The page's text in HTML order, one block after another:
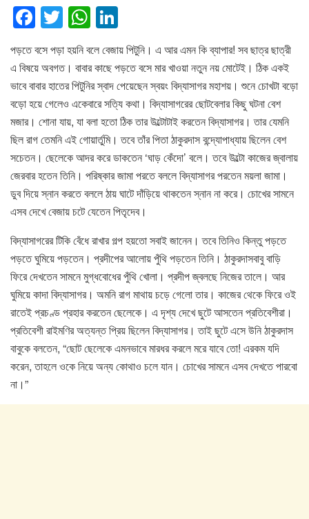
F
a
c
e
b
o
o
k
T
wi
tt
er
W
h
at
s
A
p
p
n
k
e
dI
n
পড়তে বসে পড়া হয়নি বলে বেজায় পিটুনি। এ আর এমন কি ব্যাপার! সব ছাত্র ছাত্রী
এ বিষয়ে অবগত। বাবার কাছে পড়তে বসে মার খাওয়া নতুন নয় মোটেই। ঠিক একই
ভাবে বাবার হাতের পিটুনির স্বাদ পেয়েছেন স্বয়ং বিদ্যাসাগর মহাশয়। শুনে চোখটা বড়ো
বড়ো হয়ে গেলেও একেবারে সত্যি কথা। বিদ্যাসাগরের ছোটবেলার কিছু ঘটনা বেশ
মজার। শোনা যায়, যা বলা হতো ঠিক তার উল্টোটাই করতেন বিদ্যাসাগর। তার যেমনি
ছিল রাগ তেমনি এই গোয়ার্তুমি। তবে তাঁর পিতা ঠাকুরদাস বন্দ্যোপাধ্যায় ছিলেন বেশ
সচেতন। ছেলেকে আদর করে ডাকতেন ‘ঘাড় কেঁদো’ বলে। তবে উল্টো কাজের জ্বালায়
জেরবার হতেন তিনি। পরিষ্কার জামা পরতে বললে বিদ্যাসাগর পরতেন ময়লা জামা।
ডুব দিয়ে স্নান করতে বললে ঠায় ঘাটে দাঁড়িয়ে থাকতেন স্নান না করে। চোখের সামনে
এসব দেখে বেজায় চটে যেতেন পিতৃদেব।
বিদ্যাসাগরের টিকি বেঁধে রাখার গল্প হয়তো সবাই জানেন। তবে তিনিও কিন্তু পড়তে
পড়তে ঘুমিয়ে পড়তেন। প্রদীপের আলোয় পুঁথি পড়তেন তিনি। ঠাকুরদাসবাবু বাড়ি
ফিরে দেখতেন সামনে মুগ্ধবোধের পুঁথি খোলা। প্রদীপ জ্বলছে নিজের তালে। আর
ঘুমিয়ে কাদা বিদ্যাসাগর। অমনি রাগ মাথায় চড়ে গেলো তার। কাজের থেকে ফিরে ওই
রাতেই প্রচণ্ড প্রহার করতেন ছেলেকে। এ দৃশ্য দেখে ছুটে আসতেন প্রতিবেশীরা।
প্রতিবেশী রাইমণির অত্যন্ত প্রিয় ছিলেন বিদ্যাসাগর। তাই ছুটে এসে উনি ঠাকুরদাস
বাবুকে বলতেন, “ছোট ছেলেকে এমনভাবে মারধর করলে মরে যাবে তো! এরকম যদি
করেন, তাহলে ওকে নিয়ে অন্য কোথাও চলে যান। চোখের সামনে এসব দেখতে পারবো
না।”